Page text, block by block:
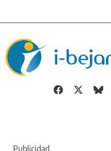
Publicidad